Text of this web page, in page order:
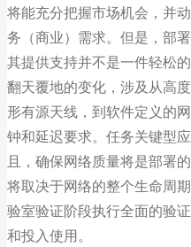
将能充分把握市场机会，并
务（商业）需求。但是，部
其提供支持并不是一件轻松
翻天覆地的变化，涉及从高
形有源天线，到软件定义的
钟和延迟要求。任务关键型
且，确保网络质量将是部署
将取决于网络的整个生命周
验室验证阶段执行全面的验
和投入使用。